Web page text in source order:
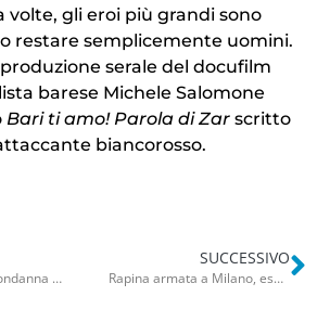
volte, gli eroi più grandi sono
restare semplicemente uomini.
serale del docufilm
barese Michele Salomone
Bari ti amo! Parola di Zar scritto
biancorosso.
Bari, annullata la condanna a 6 mesi inflitta all’ex consigliere regionale Conca: “Non ha diffamato Emiliano”
SUCCESSIVO
Rapina armata a Milano, esplodono colpo di pistola e si fanno consegnare 10mila euro: arrestati due baresi